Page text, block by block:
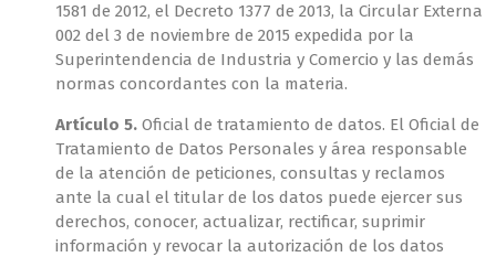
1581 de 2012, el Decreto 1377 de 2013, la Circular Externa
002 del 3 de noviembre de 2015 expedida por la
Superintendencia de Industria y Comercio y las demás
normas concordantes con la materia.
Artículo 5. Oficial de tratamiento de datos. El Oficial de
Tratamiento de Datos Personales y área responsable
de la atención de peticiones, consultas y reclamos
ante la cual el titular de los datos puede ejercer sus
derechos, conocer, actualizar, rectificar, suprimir
información y revocar la autorización de los datos